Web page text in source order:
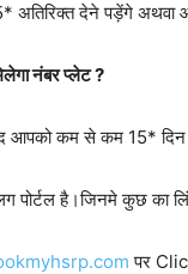
अतिरिक्त देने पड़ेंगे
नंबर प्लेट ?
आपको कम से कम 15*
पोर्टल है।जिनमे कुछ का
पर